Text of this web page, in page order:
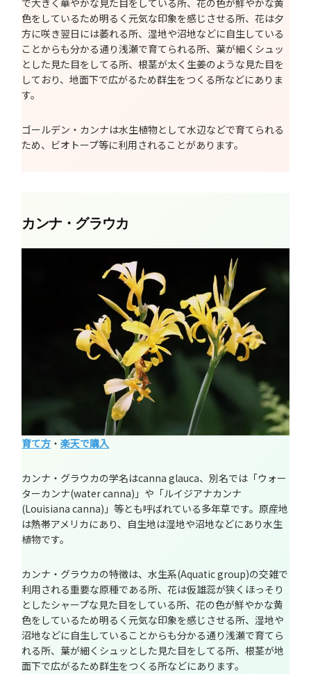
で大きく華やかな見た目をしている所、花の色が鮮やかな黄
色をしているため明るく元気な印象を感じさせる所、花は夕
方に咲き翌日には萎れる所、湿地や沼地などに自生している
ことからも分かる通り浅瀬で育てられる所、葉が細くシュッ
とした見た目をしてる所、根茎が太く生姜のような見た目を
しており、地面下で広がるため群生をつくる所などにありま
す。
ゴールデン・カンナは水生植物として水辺などで育てられる
ため、ビオトープ等に利用されることがあります。
カンナ・グラウカ
育て方 ・楽天で購入
カンナ・グラウカの学名はcanna glauca、別名では「ウォー
ターカンナ(water canna)」や「ルイジアナカンナ
(Louisiana canna)」等とも呼ばれている多年草です。原産地
は熱帯アメリカにあり、自生地は湿地や沼地などにあり水生
植物です。
カンナ・グラウカの特徴は、水生系(Aquatic group)の交雑で
利用される重要な原種である所、花は仮雄蕊が狭くほっそり
としたシャープな見た目をしている所、花の色が鮮やかな黄
色をしているため明るく元気な印象を感じさせる所、湿地や
沼地などに自生していることからも分かる通り浅瀬で育てら
れる所、葉が細くシュッとした見た目をしてる所、根茎が地
面下で広がるため群生をつくる所などにあります。